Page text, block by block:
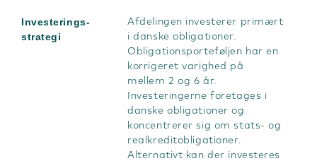
Investerings-
strategi
Afdelingen investerer primært
i danske obligationer.
Obligationsporteføljen har en
korrigeret varighed på
mellem 2 og 6 år.
Investeringerne foretages i
danske obligationer og
koncentrerer sig om stats- og
realkreditobligationer.
Alternativt kan der investeres